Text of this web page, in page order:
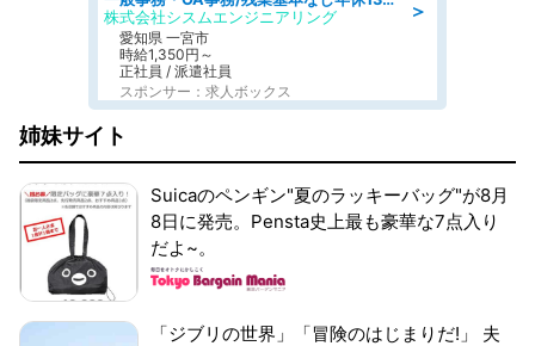
＞
株式会社シスムエンジニアリング
愛知県 一宮市
時給1,350円～
正社員 / 派遣社員
スポンサー：求人ボックス
姉妹サイト
Suicaのペンギン"夏のラッキーバッグ"が8月
8日に発売。Pensta史上最も豪華な7点入り
だよ~。
「ジブリの世界」「冒険のはじまりだ!」 夫